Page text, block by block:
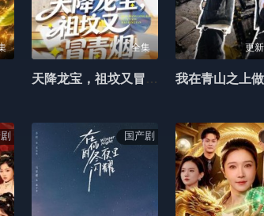
全集
天降龙宝，祖坟又冒青烟了
更
国产剧